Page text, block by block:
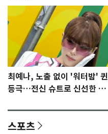
최예나, 노출 없이 '워터밤' 퀸
등극…전신 슈트로 신선한 충
스포츠